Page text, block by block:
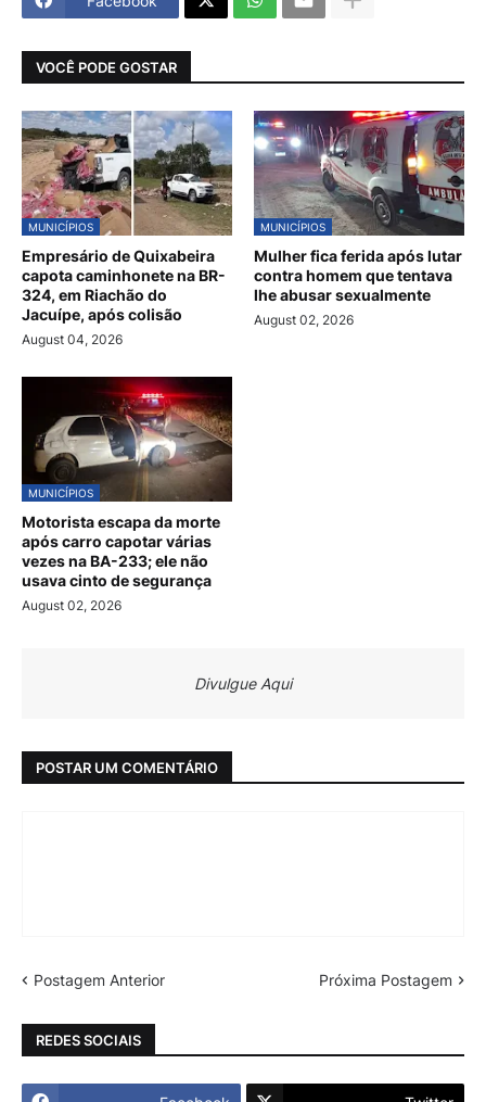
VOCÊ PODE GOSTAR
MUNICÍPIOS
Empresário de Quixabeira
capota caminhonete na BR-
324, em Riachão do
Jacuípe, após colisão
August 04, 2026
MUNICÍPIOS
Mulher fica ferida após lutar
contra homem que tentava
lhe abusar sexualmente
August 02, 2026
MUNICÍPIOS
Motorista escapa da morte
após carro capotar várias
vezes na BA-233; ele não
usava cinto de segurança
August 02, 2026
Divulgue Aqui
POSTAR UM COMENTÁRIO
Postagem Anterior Próxima Postagem
REDES SOCIAIS